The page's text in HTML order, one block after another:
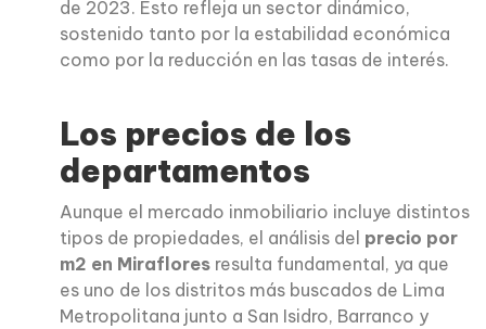
de 2023. Esto refleja un sector dinámico,
sostenido tanto por la estabilidad económica
como por la reducción en las tasas de interés.
Los precios de los
departamentos
Aunque el mercado inmobiliario incluye distintos
tipos de propiedades, el análisis del precio por
m2 en Miraflores resulta fundamental, ya que
es uno de los distritos más buscados de Lima
Metropolitana junto a San Isidro, Barranco y